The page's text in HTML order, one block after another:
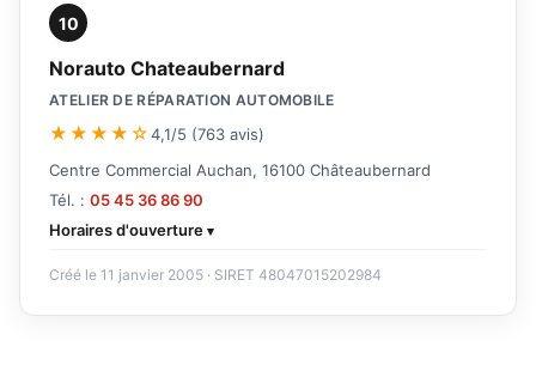
10
Norauto Chateaubernard
ATELIER DE RÉPARATION AUTOMOBILE
★★★★☆4,1/5 (763 avis)
Centre Commercial Auchan, 16100 Châteaubernard
Tél. : 05 45 36 86 90
Horaires d'ouverture
Créé le 11 janvier 2005 · SIRET 48047015202984